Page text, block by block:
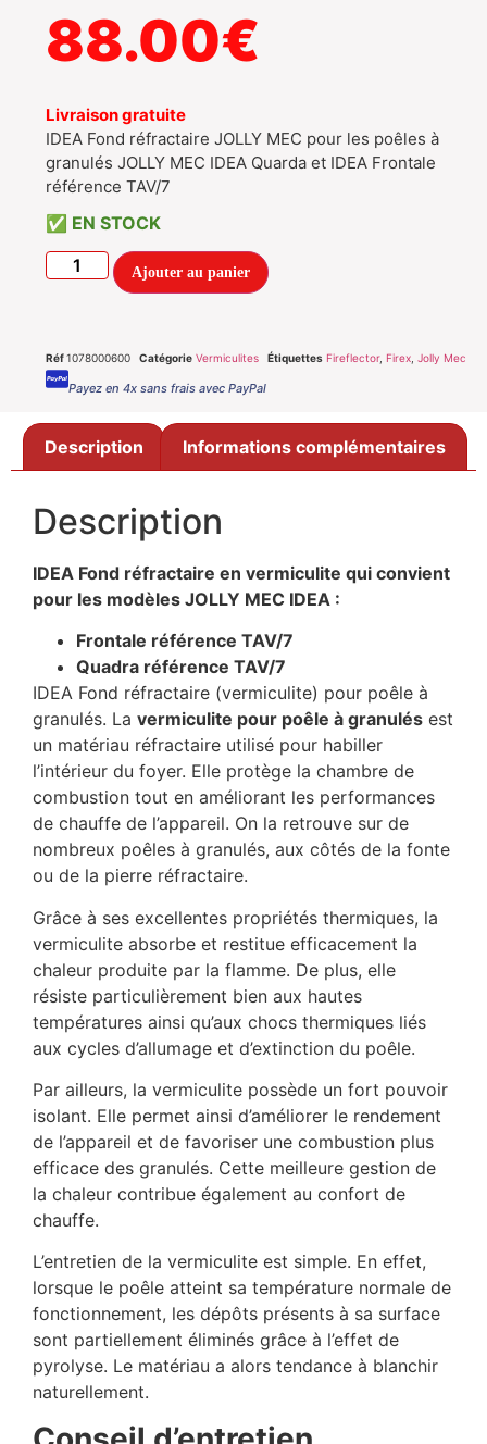
88.00€
Livraison gratuite
IDEA Fond réfractaire JOLLY MEC pour les poêles à
granulés JOLLY MEC IDEA Quarda et IDEA Frontale
référence TAV/7
EN STOCK
Ajouter au panier
Réf1078000600 Catégorie Vermiculites Étiquettes Fireflector, Firex Jolly Mec
Payez en 4x sans frais avec PayPal
Description Informations complémentaires
Description
IDEA Fond réfractaire en vermiculite qui convient
pour les modèles JOLLY MEC IDEA :
Frontale référence TAV/7
Quadra référence TAV/7
IDEA Fond réfractaire (vermiculite) pour poêle à
granulés. La vermiculite pour poêle à granulés est
un matériau réfractaire utilisé pour habiller
l’intérieur du foyer. Elle protège la chambre de
combustion tout en améliorant les performances
de chauffe de l’appareil. On la retrouve sur de
nombreux poêles à granulés, aux côtés de la fonte
ou de la pierre réfractaire.
Grâce à ses excellentes propriétés thermiques, la
vermiculite absorbe et restitue efficacement la
chaleur produite par la flamme. De plus, elle
résiste particulièrement bien aux hautes
températures ainsi qu’aux chocs thermiques liés
aux cycles d’allumage et d’extinction du poêle.
Par ailleurs, la vermiculite possède un fort pouvoir
isolant. Elle permet ainsi d’améliorer le rendement
de l’appareil et de favoriser une combustion plus
efficace des granulés. Cette meilleure gestion de
la chaleur contribue également au confort de
chauffe.
L’entretien de la vermiculite est simple. En effet,
lorsque le poêle atteint sa température normale de
fonctionnement, les dépôts présents à sa surface
sont partiellement éliminés grâce à l’effet de
pyrolyse. Le matériau a alors tendance à blanchir
naturellement.